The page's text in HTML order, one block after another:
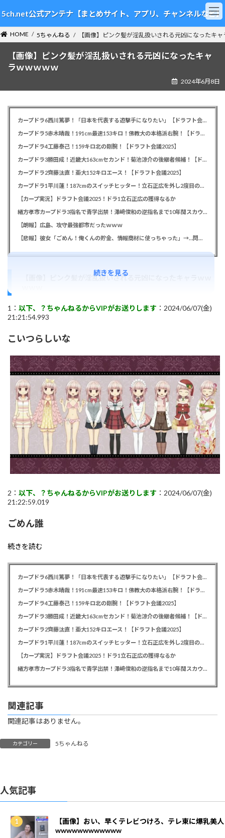
ン
テ
ン
ツ
ビ
ゲ
ー
シ
5ch.net公式アンテナ【まとめサイト、アプリ、チャンネルなど】
HOME 5ちゃんねる 【画像】ピンク髪が淫乱扱いされる元凶になったキ
【画像】ピンク髪が淫乱扱いされる元凶になったキャ
ラｗｗｗｗｗ
2024年6月8日
カープドラ6西川篤夢！「日本を代表する遊撃手になりたい」【ドラフト会議2025】
カープドラ5赤木晴哉！191cm最速153キロ！佛教大の本格派右腕！【ドラフト会議2025】
カープドラ4工藤泰己！159キロ北の剛腕！【ドラフト会議2025】
カープドラ3勝田成！近畿大163cmセカンド！菊池涼介の後継者候補！【ドラフト会議2025】
カープドラ2齊藤汰直！亜大152キロエース！【ドラフト会議2025】
カープドラ1平川蓮！187cmのスイッチヒッター！立石正広を外し2度目の重複も新井監督がクジを引き当てる！【ドラフト会議2025】
【カープ実況】ドラフト会議2025！ドラ1立石正広の獲得なるか
緒方孝市カープドラ3指名で青学出禁！澤﨑俊和の逆指名まで10年間スカウト出禁
【朗報】広島、攻守最強都市だったｗｗｗ
【悲報】彼女「ごめん！俺くんの貯金、情報商材に使っちゃった」→…問い詰めたらギャン泣きされたんだが俺が悪いのか？
【画像】ピンク髪が淫乱扱いされる元凶になったキャラｗｗ
1： 以下、？ちゃんねるからVIPがお送りします ：2024/06/07(金)
21:21:54.993
こいつらしいな
2： 以下、？ちゃんねるからVIPがお送りします ：2024/06/07(金)
21:22:59.019
ごめん誰
続きを読む
続きを見る
カープドラ6西川篤夢！「日本を代表する遊撃手になりたい」【ドラフト会議2025】
カープドラ5赤木晴哉！191cm最速153キロ！佛教大の本格派右腕！【ドラフト会議2025】
カープドラ4工藤泰己！159キロ北の剛腕！【ドラフト会議2025】
カープドラ3勝田成！近畿大163cmセカンド！菊池涼介の後継者候補！【ドラフト会議2025】
カープドラ2齊藤汰直！亜大152キロエース！【ドラフト会議2025】
カープドラ1平川蓮！187cmのスイッチヒッター！立石正広を外し2度目の重複も新井監督がクジを引き当てる！【ドラフト会議2025】
【カープ実況】ドラフト会議2025！ドラ1立石正広の獲得なるか
緒方孝市カープドラ3指名で青学出禁！澤﨑俊和の逆指名まで10年間スカウト出禁
関連記事
関連記事はありません。
カテゴリー 5ちゃんねる
人気記事
【画像】おい、早くテレビつけろ、テレ東に爆乳美人
wwwwwwwwwwww